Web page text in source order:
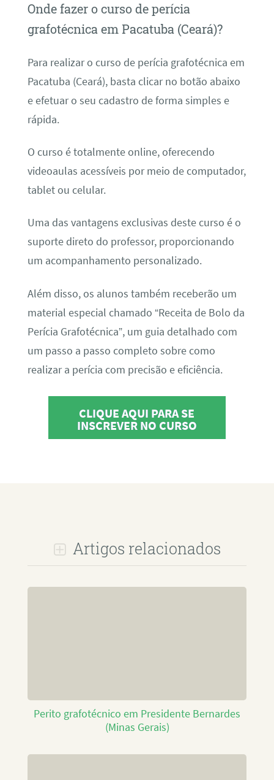
Onde fazer o curso de perícia
grafotécnica em Pacatuba (Ceará)?
Para realizar o curso de perícia grafotécnica em
Pacatuba (Ceará), basta clicar no botão abaixo
e efetuar o seu cadastro de forma simples e
rápida.
O curso é totalmente online, oferecendo
videoaulas acessíveis por meio de computador,
tablet ou celular.
Uma das vantagens exclusivas deste curso é o
suporte direto do professor, proporcionando
um acompanhamento personalizado.
Além disso, os alunos também receberão um
material especial chamado “Receita de Bolo da
Perícia Grafotécnica”, um guia detalhado com
um passo a passo completo sobre como
realizar a perícia com precisão e eficiência.
CLIQUE AQUI PARA SE
INSCREVER NO CURSO
Artigos relacionados
Perito grafotécnico em Presidente Bernardes
(Minas Gerais)